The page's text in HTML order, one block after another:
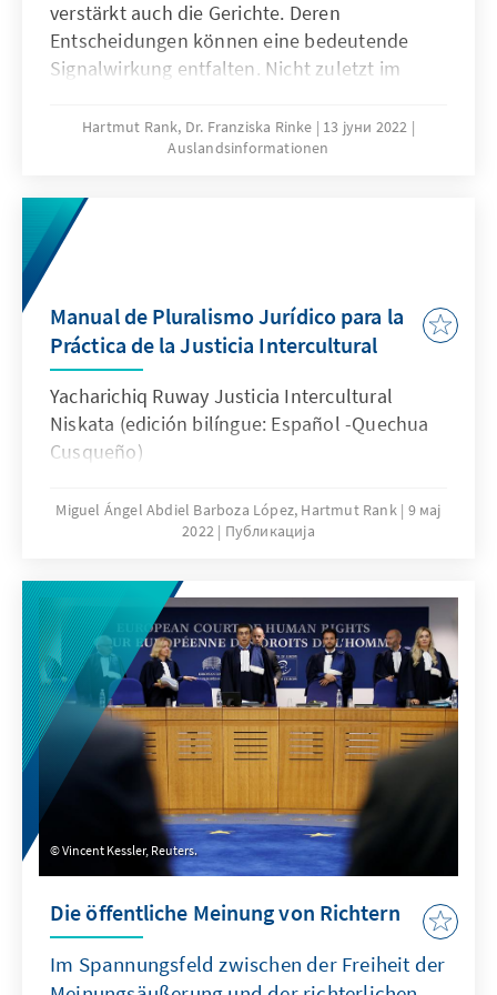
verstärkt auch die Gerichte. Deren
Entscheidungen können eine bedeutende
Signalwirkung entfalten. Nicht zuletzt im
Der Wirkungsbereich verschiedener
Institutionen unterscheidet sich – und die
schwierig.
Hartmut Rank, Dr. Franziska Rinke
13 јуни 2022
Auslandsinformationen
Manual de Pluralismo Jurídico para la
Práctica de la Justicia Intercultural
Yacharichiq Ruway Justicia Intercultural
Niskata (edición bilíngue: Español -Quechua
Cusqueño)
Miguel Ángel Abdiel Barboza López, Hartmut Rank 9 мај
2022
Публикација
Vincent Kessler, Reuters.
Die öffentliche Meinung von Richtern
Im Spannungsfeld zwischen der Freiheit der